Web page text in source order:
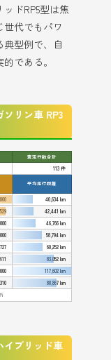
ドRP5型は焦
代でもパワ
型例で、自
である。
リン車 RP3
査定件数合計
113 件
平均走行距離
40,634 km
42,441 km
46,766 km
58,794 km
60,252 km
83,052 km
117,602 km
88,867 km
イブリッド車